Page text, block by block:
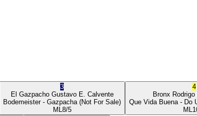
3
El Gazpacho Gustavo E. Calvente
Bodemeister- Gazpacha(Not For Sale)
ML8/5
4
Bronx
Que Vida Buena- Do
ML